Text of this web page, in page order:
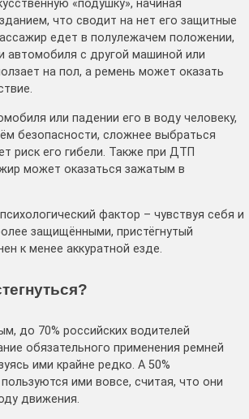
«подушку», начиная
что сводит на нет его защитные
едет в полулежачем положении,
автомобиля с другой машиной или
на пол, а ремень может оказать
или падении его в воду человеку,
безопасности, сложнее выбраться
риск его гибели. Также при ДТП
может оказаться зажатым в
фактор – чувствуя себя и
защищёнными, пристёгнутый
к менее аккуратной езде.
до 70% российских водителей
обязательного применения ремней
ими крайне редко. А 50%
ими вовсе, считая, что они
движения.